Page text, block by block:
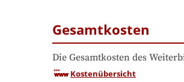
Gesamtkosten
Die Gesamtkosten des
Kostenübersicht